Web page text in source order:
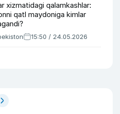
xizmatidagi qalamkashlar:
qatl maydoniga kimlar
15:50 / 24.05.2026